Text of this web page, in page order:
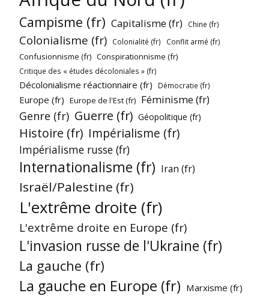
Campisme (fr) Capitalisme (fr) Chine (fr)
Colonialisme (fr) Colonialité (fr) Conflit armé (fr)
Confusionnisme (fr) Conspirationnisme (fr)
Critique des « études décoloniales » (fr)
Décolonialisme réactionnaire (fr) Démocratie (fr)
Europe (fr) Europe de l'Est (fr) Féminisme (fr)
Genre (fr) Guerre (fr) Géopolitique (fr)
Histoire (fr) Impérialisme (fr)
Impérialisme russe (fr)
Internationalisme (fr) Iran (fr)
Israël/Palestine (fr)
L'extrême droite (fr)
L'extrême droite en Europe (fr)
L'invasion russe de l'Ukraine (fr)
La gauche (fr)
La gauche en Europe (fr) Marxisme (fr)